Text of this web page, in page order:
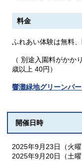
料金
ふれあい体験は無料
（ 別途入園料がか
歳以上 40円）
響灘緑地グリーンパ
開催日時
2025年9月23日（火曜
2025年9月20日（土